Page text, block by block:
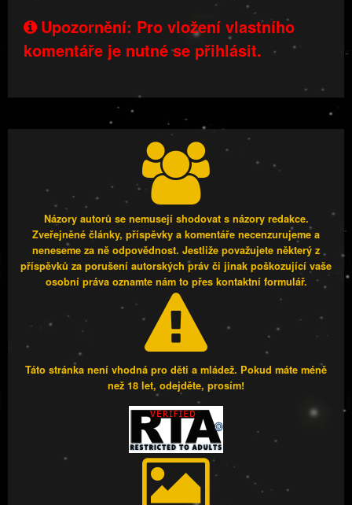
Upozornění: Pro vložení vlastního
komentáře je nutné se přihlásit.
Názory autorů se nemusejí shodovat s názory redakce.
Zveřejněné články, příspěvky a komentáře necenzurujeme a
neneseme za ně odpovědnost. Jestliže považujete některý z
příspěvků za porušení autorských práv či jinak poškozující vaše
osobní práva oznamte nám to přes kontaktní formulář.
Táto stránka není vhodná pro děti a mládež. Pokud máte méně
než 18 let, odejděte, prosím!